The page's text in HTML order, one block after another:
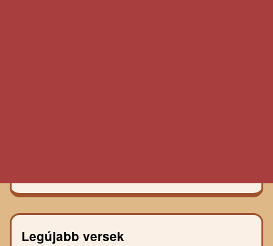
Legújabb versek